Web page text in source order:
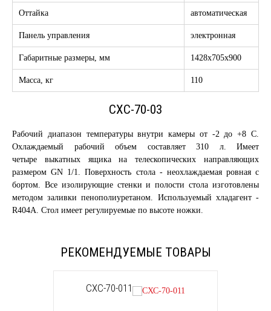
Оттайка автоматическая
Панель управления электронная
Габаритные размеры, мм 1428х705х900
Масса, кг 110
СХС-70-03
Рабочий диапазон температуры внутри камеры от -2 до +8 С.
Охлаждаемый рабочий объем составляет 310 л. Имеет
четыре выкатных ящика на телескопических направляющих
размером GN 1/1. Поверхность стола - неохлаждаемая ровная с
бортом. Все изолирующие стенки и полости стола изготовлены
методом заливки пенополиуретаном. Используемый хладагент -
R404A. Стол имеет регулируемые по высоте ножки.
РЕКОМЕНДУЕМЫЕ ТОВАРЫ
СХС-70-011